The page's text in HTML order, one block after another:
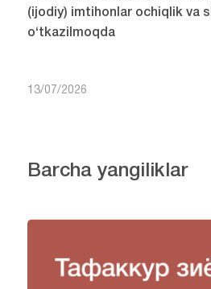
(ijodiy) imtihonlar ochiqlik va
o‘tkazilmoqda
13/07/2026
Barcha yangiliklar